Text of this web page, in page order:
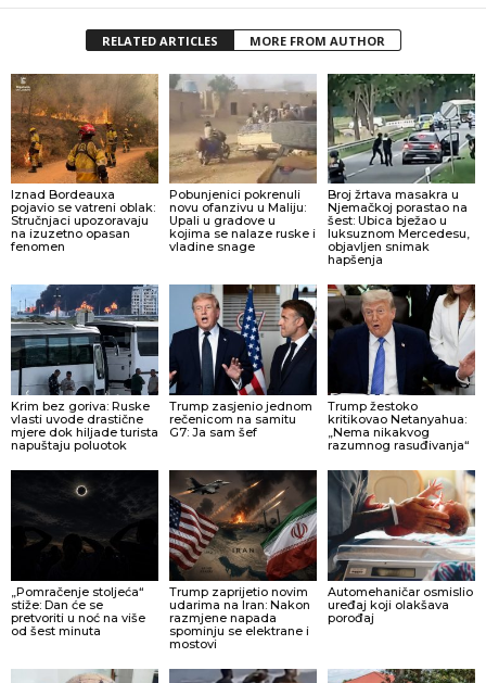
RELATED ARTICLES MORE FROM AUTHOR
Iznad Bordeauxa
pojavio se vatreni oblak:
Stručnjaci upozoravaju
na izuzetno opasan
fenomen
Pobunjenici pokrenuli
novu ofanzivu u Maliju:
Upali u gradove u
kojima se nalaze ruske i
vladine snage
Broj žrtava masakra u
Njemačkoj porastao na
šest: Ubica bježao u
luksuznom Mercedesu,
objavljen snimak
hapšenja
Krim bez goriva: Ruske
vlasti uvode drastične
mjere dok hiljade turista
napuštaju poluotok
Trump zasjenio jednom
rečenicom na samitu
G7: Ja sam šef
Trump žestoko
kritikovao Netanyahua:
„Nema nikakvog
razumnog rasuđivanja“
„Pomračenje stoljeća“
stiže: Dan će se
pretvoriti u noć na više
od šest minuta
Trump zaprijetio novim
udarima na Iran: Nakon
razmjene napada
spominju se elektrane i
mostovi
Automehaničar osmislio
uređaj koji olakšava
porođaj